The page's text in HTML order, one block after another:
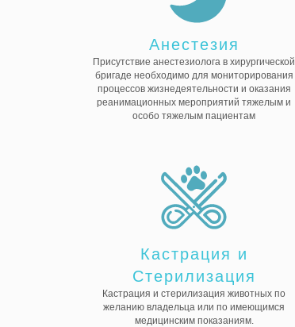
Анестезия
Присутствие анестезиолога в хирургической
бригаде необходимо для мониторирования
процессов жизнедеятельности и оказания
реанимационных мероприятий тяжелым и
особо тяжелым пациентам
Кастрация и
Стерилизация
Кастрация и стерилизация животных по
желанию владельца или по имеющимся
медицинским показаниям.